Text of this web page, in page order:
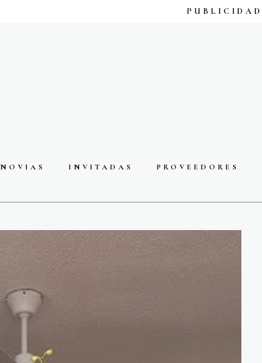
PUBLICIDAD
NOVIAS INVITADAS PROVEEDORES